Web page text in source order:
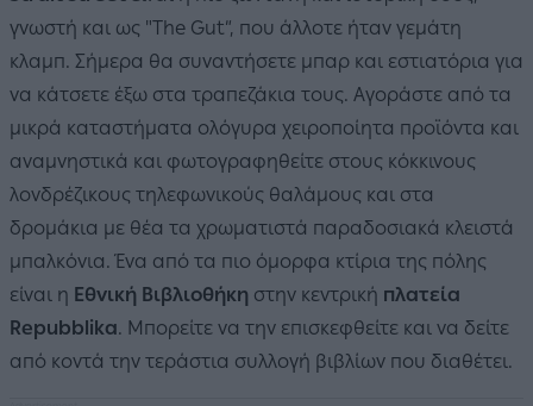
γνωστή και ως "The Gut”, που άλλοτε ήταν γεμάτη
κλαμπ. Σήμερα θα συναντήσετε μπαρ και εστιατόρια για
να κάτσετε έξω στα τραπεζάκια τους. Αγοράστε από τα
μικρά καταστήματα ολόγυρα χειροποίητα προϊόντα και
αναμνηστικά και φωτογραφηθείτε στους κόκκινους
λονδρέζικους τηλεφωνικούς θαλάμους και στα
δρομάκια με θέα τα χρωματιστά παραδοσιακά κλειστά
μπαλκόνια. Ένα από τα πιο όμορφα κτίρια της πόλης
είναι η Εθνική Βιβλιοθήκη στην κεντρική πλατεία
Repubblika. Μπορείτε να την επισκεφθείτε και να δείτε
από κοντά την τεράστια συλλογή βιβλίων που διαθέτει.